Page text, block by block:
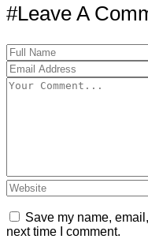
#Leave A
Save my name,
next time I comment.